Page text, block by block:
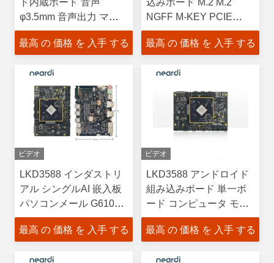
ド内蔵ボード 音声
φ3.5mm 音声出力 マイ
ク入力
最高 の 価格 を 入手 する
込みボード M.2 M.2
NGFF M-KEY PCIE
V2.1 X4 NVMe SSD
最高 の 価格 を 入手 する
ビデオ
LKD3588 インダストリ
アル シングルAI 嵌入板
パソコンメール G610
MP4 USB30
最高 の 価格 を 入手 する
ビデオ
LKD3588 アンドロイド
組み込みボード 単一ボ
ード コンピュータ モジ
ュール OpenGL ES 1.1
2.0 3.0 3.1
最高 の 価格 を 入手 する